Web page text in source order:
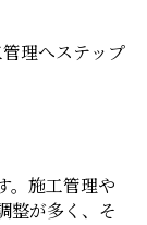
理へステップ
。施工管理や
整が多く、そ